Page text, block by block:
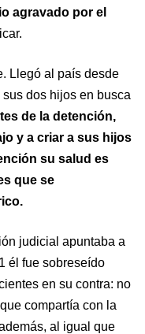
agravado por el
Llegó al país desde
dos hijos en busca
de la detención,
y a criar a sus hijos
su salud es
que se
judicial apuntaba a
él fue sobreseído
en su contra: no
compartía con la
al igual que